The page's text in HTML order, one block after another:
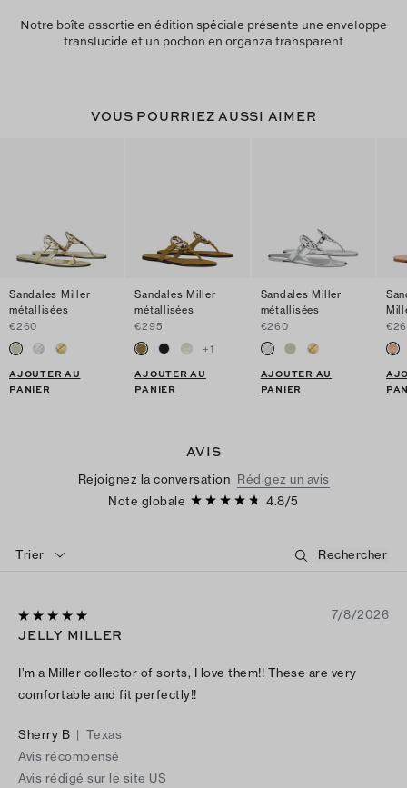
Notre boîte assortie en édition spéciale présente une enveloppe
translucide et un pochon en organza transparent
VOUS POURRIEZ AUSSI AIMER
Sandales Miller
métallisées
€260
AJOUTER AU
PANIER
Sandales Miller
métallisées
€295
+1
AJOUTER AU
PANIER
Sandales Miller
métallisées
€260
AJOUTER AU
PANIER
AVIS
Rejoignez la conversation Rédigez un avis
Note globale
4.8/5
Trier
7/8/2026
JELLY MILLER
I’m a Miller collector of sorts, I love them!! These are very
comfortable and fit perfectly!!
Sherry B | Texas
Avis récompensé
Avis rédigé sur le site US